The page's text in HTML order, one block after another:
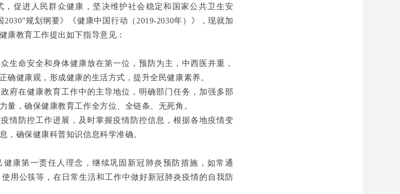
，促进人民群众健康，坚决维护社会稳定和国家公共卫生安
规划纲要》《健康中国行动（2019-2030年）》，现就加
康教育工作提出如下指导意见：
生命安全和身体健康放在第一位，预防为主，中西医并重，
确健康观，形成健康的生活方式，提升全民健康素养。
府在健康教育工作中的主导地位，明确部门任务，加强多部
量，确保健康教育工作全方位、全链条、无死角。
情防控工作进展，及时掌握疫情防控信息，根据各地疫情变
，确保健康科普知识信息科学准确。
健康第一责任人理念，继续巩固新冠肺炎预防措施，如常通
用公筷等，在日常生活和工作中做好新冠肺炎疫情的自我防